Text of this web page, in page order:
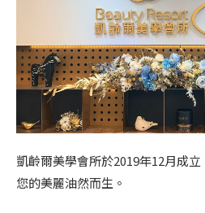
凱齡爾美學會所於2019年12月成
您的美麗油然而生。